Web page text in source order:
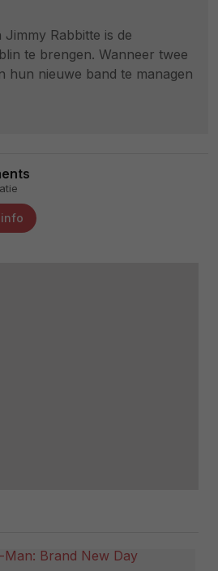
Jimmy Rabbitte is de
te brengen. Wanneer twee
hun nieuwe band te managen